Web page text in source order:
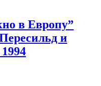
в Европу”
и